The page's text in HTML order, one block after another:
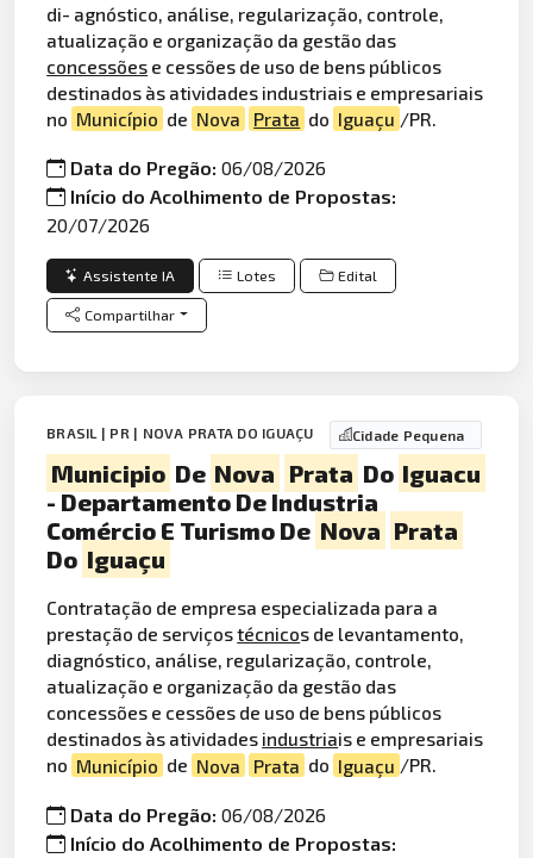
di- agnóstico, análise, regularização, controle,
atualização e organização da gestão das
concessões e cessões de uso de bens públicos
destinados às atividades industriais e empresariais
no Município de Nova Prata do Iguaçu /PR.
Data do Pregão:06/08/2026
Início do Acolhimento de Propostas:
20/07/2026
Assistente IA Lotes Edital
Compartilhar
BRASIL | PR | NOVA PRATA DO IGUAÇU Cidade Pequena
Municipio De Nova Prata Do Iguacu
- Departamento De Industria
Comércio E Turismo De Nova Prata
Do Iguaçu
Contratação de empresa especializada para a
prestação de serviçostécnicos de levantamento,
diagnóstico, análise, regularização, controle,
atualização e organização da gestão das
concessões e cessões de uso de bens públicos
destinados às atividades industriais e empresariais
no Município de Nova Prata do Iguaçu /PR.
Data do Pregão:06/08/2026
Início do Acolhimento de Propostas: